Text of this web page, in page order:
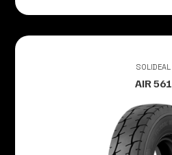
SOLIDEAL
AIR 561